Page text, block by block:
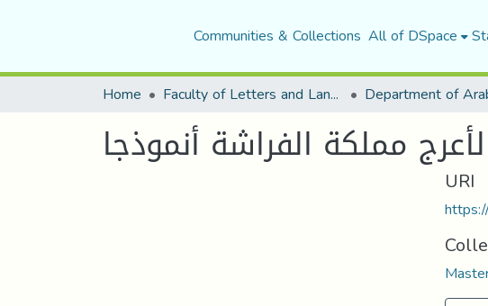
Communities & Collections All of DSpace
Home Faculty of Letters and Languages
مملكة الفراشة أنموذجا
URI